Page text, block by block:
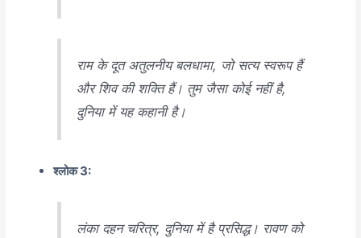
राम के दूत अतुलनीय बलधामा, जो सत्य स्वरूप हैं
और शिव की शक्ति हैं। तुम जैसा कोई नहीं है,
दुनिया में यह कहानी है।
श्लोक 3:
लंका दहन चरित्र, दुनिया में है प्रसिद्ध। रावण को